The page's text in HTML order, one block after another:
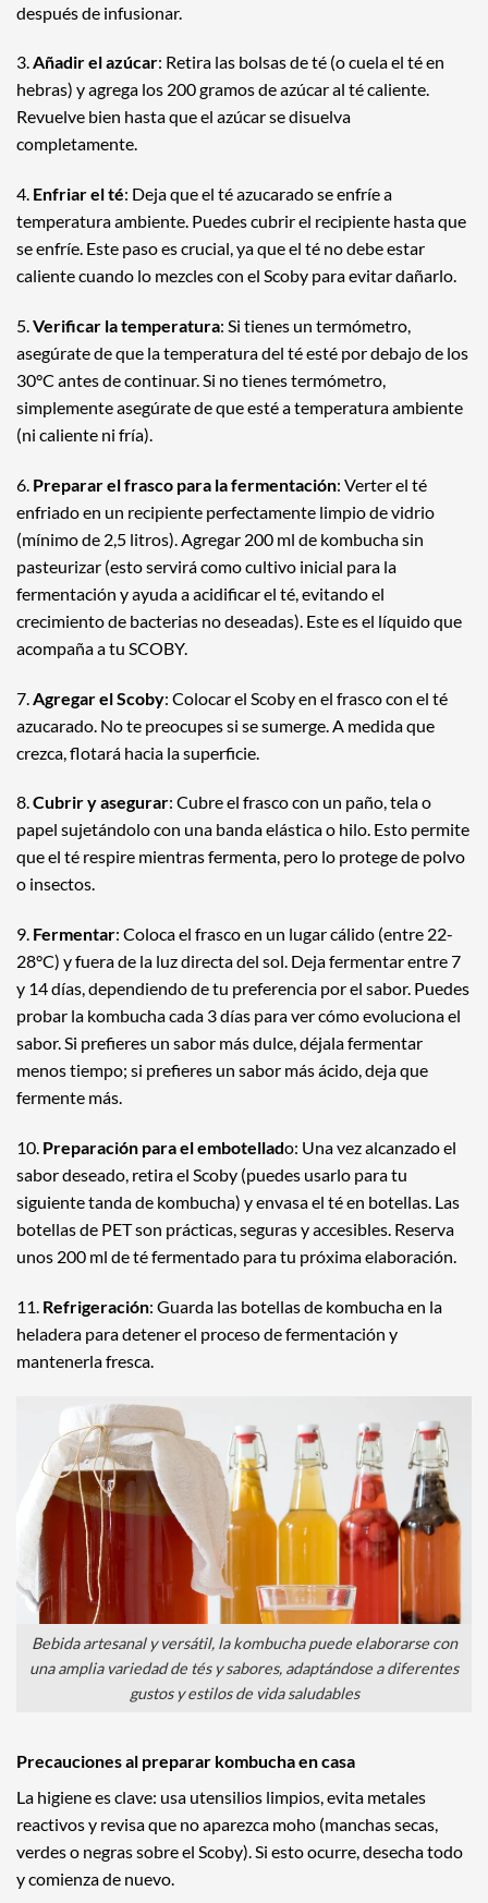
después de infusionar.
3.Añadir el azúcar: Retira las bolsas de té (o cuela el té en
hebras) y agrega los 200 gramos de azúcar al té caliente.
Revuelve bien hasta que el azúcar se disuelva
completamente.
4. Enfriar el té: Deja que el té azucarado se enfríe a
temperatura ambiente. Puedes cubrir el recipiente hasta que
se enfríe. Este paso es crucial, ya que el té no debe estar
caliente cuando lo mezcles con el Scoby para evitar dañarlo.
5.Verificar la temperatura: Si tienes un termómetro,
asegúrate de que la temperatura del té esté por debajo de los
30°C antes de continuar. Si no tienes termómetro,
simplemente asegúrate de que esté a temperatura ambiente
(ni caliente ni fría).
6. Preparar el frasco para la fermentación: Verter el té
enfriado en un recipiente perfectamente limpio de vidrio
(mínimo de 2,5 litros). Agregar 200 ml de kombucha sin
pasteurizar (esto servirá como cultivo inicial para la
fermentación y ayuda a acidificar el té, evitando el
crecimiento de bacterias no deseadas). Este es el líquido que
acompaña a tu SCOBY.
7. Agregar el Scoby: Colocar el Scobyen el frasco con el té
azucarado. No te preocupes si se sumerge. A medida que
crezca, flotará hacia la superficie.
8.Cubrir y asegurar: Cubre el frasco con un paño, tela o
papel sujetándolo con una banda elástica o hilo. Esto permite
que el té respire mientras fermenta, pero lo protege de polvo
o insectos.
9. Fermentar: Coloca el frasco en un lugar cálido (entre 22-
28°C) y fuera de la luz directa del sol. Deja fermentar entre 7
y 14 días, dependiendo de tu preferencia por el sabor. Puedes
probar la kombucha cada 3 días para ver cómo evoluciona el
sabor. Si prefieres un sabor más dulce, déjala fermentar
menos tiempo; si prefieres un sabor más ácido, deja que
fermente más.
10. Preparación para el embotellado: Una vez alcanzado el
sabor deseado, retira el Scoby (puedes usarlo para tu
siguiente tanda de kombucha) y envasa el té en botellas. Las
botellas de PET son prácticas, seguras y accesibles. Reserva
unos 200 ml de té fermentado para tu próxima elaboración.
11. Refrigeración: Guarda las botellas de kombucha en la
heladera para detener el proceso de fermentación y
mantenerla fresca.
Bebida artesanal y versátil, la kombucha puede elaborarse con
una amplia variedad de tés y sabores, adaptándose a diferentes
gustos y estilos de vida saludables
Precauciones al preparar kombucha en casa
La higiene es clave: usa utensilios limpios, evita metales
reactivos y revisa que no aparezca moho (manchas secas,
verdes o negras sobre el Scoby). Si esto ocurre, desecha todo
y comienza de nuevo.